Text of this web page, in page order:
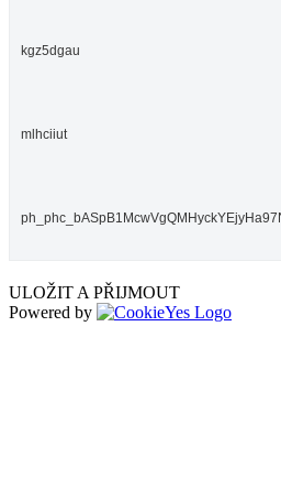
kgz5dgau
mlhciiut
ULOŽIT A PŘIJMOUT
Powered by